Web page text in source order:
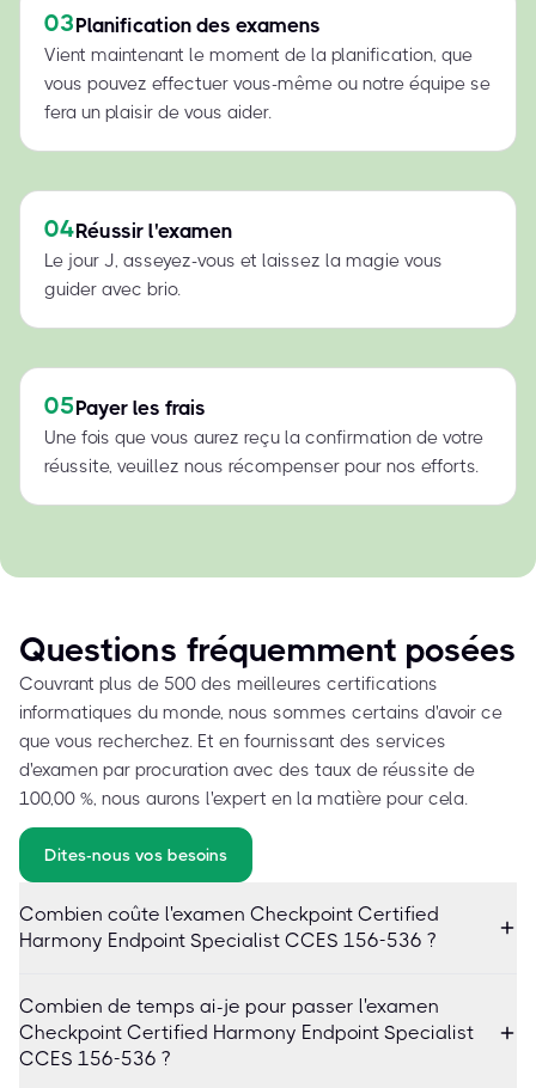
03Planification des examens
Vient maintenant le moment de la planification, que
vous pouvez effectuer vous-même ou notre équipe se
fera un plaisir de vous aider.
04Réussir l'examen
Le jour J, asseyez-vous et laissez la magie vous
guider avec brio.
05Payer les frais
Une fois que vous aurez reçu la confirmation de votre
réussite, veuillez nous récompenser pour nos efforts.
Questions fréquemment posées
Couvrant plus de 500 des meilleures certifications
informatiques du monde, nous sommes certains d'avoir ce
que vous recherchez. Et en fournissant des services
d'examen par procuration avec des taux de réussite de
100,00 %, nous aurons l'expert en la matière pour cela.
Dites-nous vos besoins
Combien coûte l'examen Checkpoint Certified
Harmony Endpoint Specialist CCES 156-536 ?
Combien de temps ai-je pour passer l'examen
Checkpoint Certified Harmony Endpoint Specialist
CCES 156-536 ?